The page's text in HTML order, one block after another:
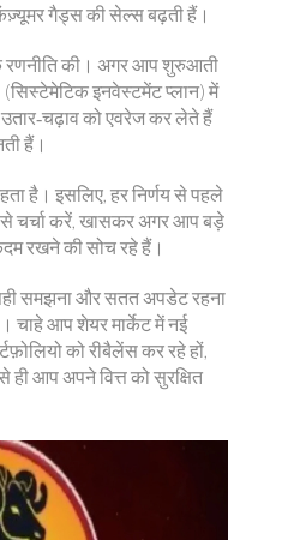
गैड्स की सेल्स बढ़ती हैं।
रणनीति की। अगर आप शुरुआती
इनवेस्टमेंट प्लान) में
को एवरेज कर लेते हैं
हैं।
है। इसलिए, हर निर्णय से पहले
चर्चा करें, खासकर अगर आप बड़े
रखने की सोच रहे हैं।
समझना और सतत अपडेट रहना
चाहे आप शेयर मार्केट में नई
को रीबैलेंस कर रहे हों,
ही आप अपने वित्त को सुरक्षित